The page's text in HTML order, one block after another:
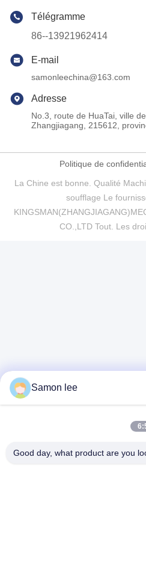
Télégramme
86--13921962414
E-mail
samonleechina@163.com
Adresse
No.3, route de HuaTai, ville
Zhangjiagang, 215612,
Politique de
La Chine est bonne. Qualité
soufflage Le
CO.,LTD Tout. Les
Samon lee
Good day, what product are you